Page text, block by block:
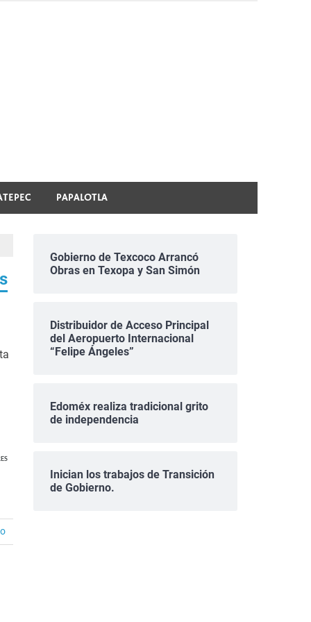
PAPALOTLA
Gobierno de Texcoco Arrancó
Obras en Texopa y San Simón
Distribuidor de Acceso Principal
del Aeropuerto Internacional
“Felipe Ángeles”
Edoméx realiza tradicional grito
de independencia
Inician los trabajos de Transición
de Gobierno.